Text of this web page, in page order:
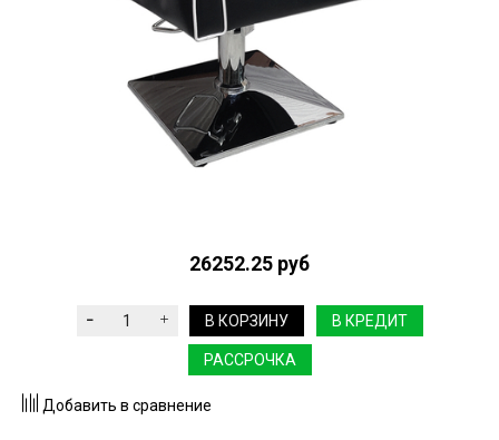
26252.25 руб
В КОРЗИНУ В КРЕДИТ
РАССРОЧКА
Добавить в сравнение